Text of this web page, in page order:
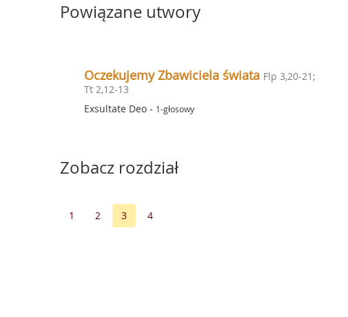
Powiązane utwory
Oczekujemy Zbawiciela świata Flp 3,20-21;
Tt 2,12-13
Exsultate Deo - 1-głosowy
Zobacz rozdział
1 2 3 4